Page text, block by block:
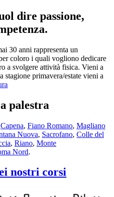
dire passione,
30 anni rappresenta un
coloro i quali vogliono dedicare
a svolgere attività fisica. Vieni a
stagione primavera/estate vieni a
palestra
Capena, Fiano Romano, Magliano
Nuova, Sacrofano, Colle del
, Riano, Monte
Nord.
nostri corsi